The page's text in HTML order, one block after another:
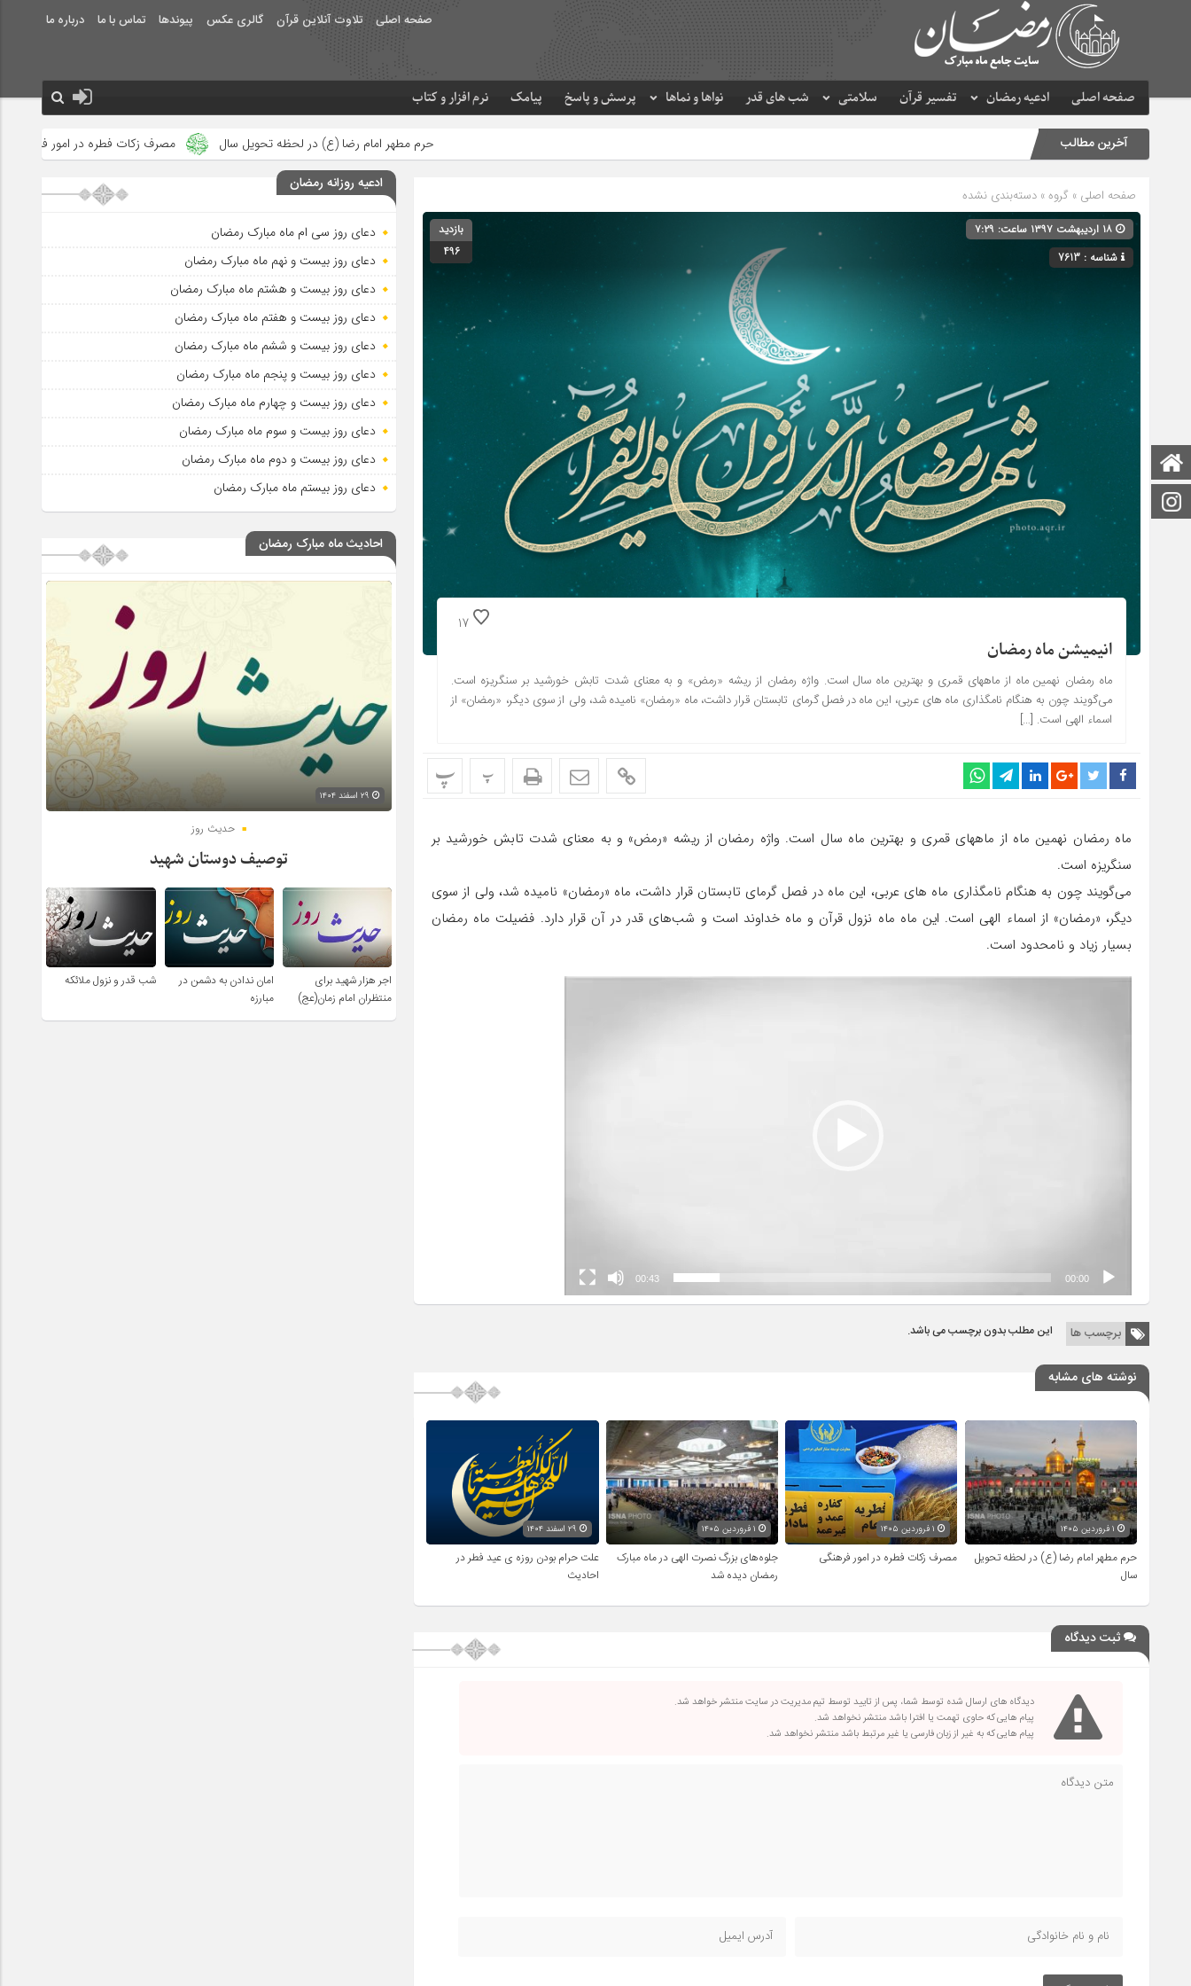
صفحه اصلی تلاوت آنلاین قرآن گالری عکس پیوندها تماس با ما درباره ما
صفحه اصلی ادعیه رمضان تفسیر قرآن سلامتی شب های قدر نواها و نماها پرسش و پاسخ پیامک نرم افزار و کتاب
آخرین مطالب حرم مطهر امام رضا (ع) در لحظه تحویل سال مصرف زکات فطره در امور فرهنگی جلوه‌های بزرگ
صفحه اصلی » گروه » دسته‌بندی نشده
شناسه : 7613
بازدید
496
17
انیمیشن ماه رمضان
ماه رمضان نهمین ماه از ماههای قمری و بهترین ماه سال است. واژه رمضان از ریشه «رمض» و به معنای شدت تابش خورشید بر سنگریزه است.
می‌گویند چون به هنگام نامگذاری ماه های عربی، این ماه در فصل گرمای تابستان قرار داشت، ماه «رمضان» نامیده شد، ولی از سوی دیگر، «رمضان» از
اسماء الهی است. […]
پ پ
ماه رمضان نهمین ماه از ماههای قمری و بهترین ماه سال است. واژه رمضان از ریشه «رمض» و به معنای شدت تابش خورشید بر
سنگریزه است.
می‌گویند چون به هنگام نامگذاری ماه های عربی، این ماه در فصل گرمای تابستان قرار داشت، ماه «رمضان» نامیده شد، ولی از سوی
دیگر، «رمضان» از اسماء الهی است. این ماه ماه نزول قرآن و ماه خداوند است و شب‌های قدر در آن قرار دارد. فضیلت ماه رمضان
بسیار زیاد و نامحدود است.
00:00
00:43
برچسب ها این مطلب بدون برچسب می باشد.
نوشته های مشابه
حرم مطهر امام رضا (ع) در لحظه تحویل
سال
۱ فروردین ۱۴۰۵
مصرف زکات فطره در امور فرهنگی
جلوه‌های بزرگ نصرت الهی در ماه مبارک
رمضان دیده شد
علت حرام بودن روزه ی عید فطر در
احادیث
ثبت دیدگاه
دیدگاه های ارسال شده توسط شما، پس از تایید توسط تیم مدیریت در سایت منتشر خواهد شد.
پیام هایی که حاوی تهمت یا افترا باشد منتشر نخواهد شد.
پیام هایی که به غیر از زبان فارسی یا غیر مرتبط باشد منتشر نخواهد شد.
ادعیه روزانه رمضان
دعای روز سی ام ماه مبارک رمضان
دعای روز بیست و نهم ماه مبارک رمضان
دعای روز بیست و هشتم ماه مبارک رمضان
دعای روز بیست و هفتم ماه مبارک رمضان
دعای روز بیست و ششم ماه مبارک رمضان
دعای روز بیست و پنجم ماه مبارک رمضان
دعای روز بیست و چهارم ماه مبارک رمضان
دعای روز بیست و سوم ماه مبارک رمضان
دعای روز بیست و دوم ماه مبارک رمضان
دعای روز بیستم ماه مبارک رمضان
احادیث ماه مبارک رمضان
حدیث روز
توصیف دوستان شهید
اجر هزار شهید برای
منتظران امام زمان(عج)
امان ندادن به دشمن در
مبارزه
شب قدر و نزول ملائکه